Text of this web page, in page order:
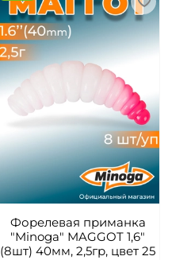
Форелевая приманка
"Minoga" MAGGOT 1,6"
(8шт) 40мм, 2,5гр, цвет 25